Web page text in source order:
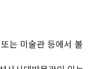
는 미술관 등에서 볼